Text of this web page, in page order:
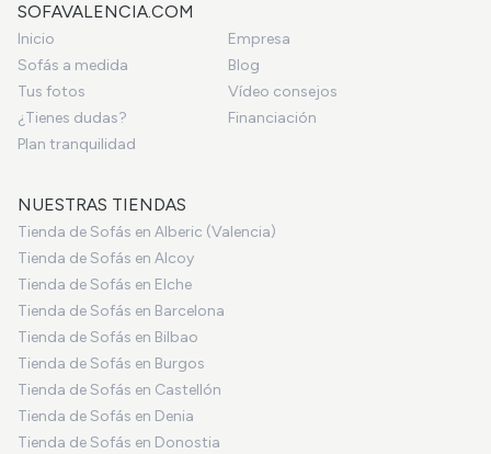
SOFAVALENCIA.COM
Inicio
Empresa
Sofás a medida
Blog
Tus fotos
Vídeo consejos
¿Tienes dudas?
Financiación
Plan tranquilidad
NUESTRAS TIENDAS
Tienda de Sofás en Alberic (Valencia)
Tienda de Sofás en Alcoy
Tienda de Sofás en Elche
Tienda de Sofás en Barcelona
Tienda de Sofás en Bilbao
Tienda de Sofás en Burgos
Tienda de Sofás en Castellón
Tienda de Sofás en Denia
Tienda de Sofás en Donostia